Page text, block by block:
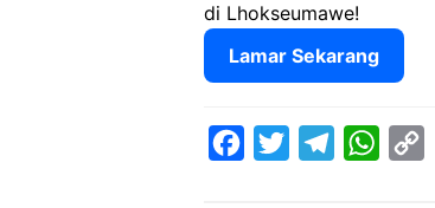
di Lhokseumawe!
Lamar Sekarang
W